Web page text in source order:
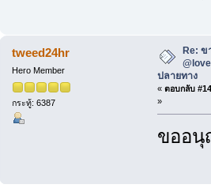
tweed24hr
Hero Member
กระทู้: 6387
Re:
ปลายทาง
« ตอบกลับ
»
ขออนุ